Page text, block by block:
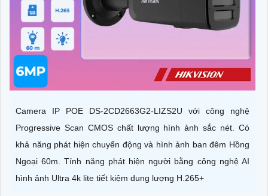
Camera IP POE DS-2CD2663G2-LIZS2U với công nghệ
Progressive Scan CMOS chất lượng hình ảnh sắc nét. Có
khả năng phát hiện chuyển động và hình ảnh ban đêm Hồng
Ngoại 60m. Tính năng phát hiện người bằng công nghệ AI
hình ảnh Ultra 4k lite tiết kiệm dung lượng H.265+